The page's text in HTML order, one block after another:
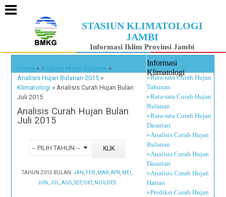
STASIUN KLIMATOLOGI
JAMBI
Informasi Iklim Provinsi Jambi
Home » Analisis Hujan Bulanan »
Analisis Hujan Bulanan 2015 »
Klimatologi » Analisis Curah Hujan Bulan
Juli 2015
Analisis Curah Hujan Bulan
Juli 2015
TAHUN 2015 BULAN:JAN FEB MAR, APR, MEI
JUN ,JUL ,AGS ,SEP, OKT, NOV, DES
Informasi
Klimatologi
»Rata-rata Curah Hujan
Tahunan
»Rata-rata Curah Hujan
Bulanan
»Rata-rata Curah Hujan
Dasarian
»Analisis Curah Hujan
Bulanan
»Analisis Curah Hujan
Dasarian
»Analisis Curah Hujan
Harian
»Prediksi Curah Hujan